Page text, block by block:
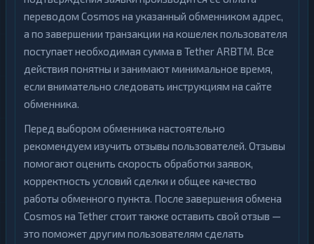
переводом Cosmos на указанный обменником адрес,
а по завершении транзакции на кошелек пользователя
поступает необходимая сумма в Tether ARBTM. Все
действия понятны и занимают минимальное время,
если внимательно следовать инструкциям на сайте
обменника.
Перед выбором обменника настоятельно
рекомендуем изучить отзывы пользователей. Отзывы
помогают оценить скорость обработки заявок,
корректность условий сделки и общее качество
работы обменного пункта. После завершения обмена
Cosmos на Tether стоит также оставить свой отзыв —
это поможет другим пользователям сделать